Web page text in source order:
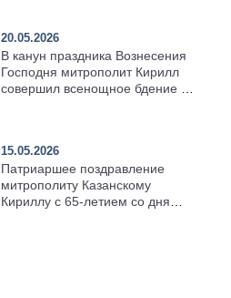
20.05.2026
В канун праздника Вознесения
Господня митрополит Кирилл
совершил всенощное бдение в
15.05.2026
Патриаршее поздравление
митрополиту Казанскому
Кириллу с 65-летием со дня